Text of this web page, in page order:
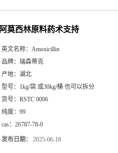
阿莫西林原料药术支持
英文名称： Amoxicillin
品牌： 瑞森蒂克
产地： 湖北
型号： 1kg/袋 或30kg/桶 也可以拆分
货号： RSTC 0006
纯度： 99
cas： 26787-78-0
发布日期： 2025-06-18